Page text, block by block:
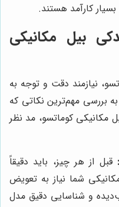
کارآمد هستند.
بیل مکانیکی
نیازمند دقت و توجه به
بررسی مهم‌ترین نکاتی که
مکانیکی کوماتسو، مد نظر
قبل از هر چیز، باید دقیقاً
شما نیاز به تعویض
و شناسایی دقیق مدل